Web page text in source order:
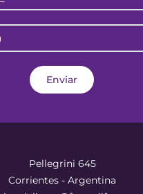
Enviar
Pellegrini 645
Corrientes - Argentina